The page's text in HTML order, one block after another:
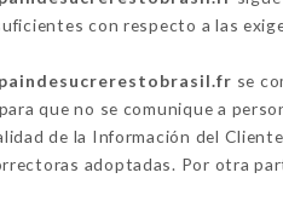
con respecto a las
se
que no se comunique a
de la Información del
adoptadas. Por otra